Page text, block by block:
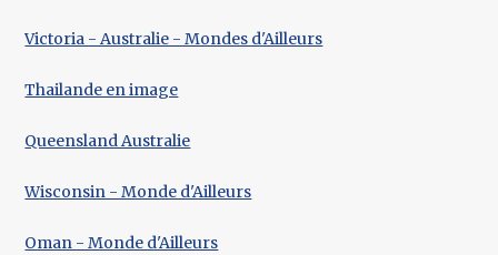
Victoria - Australie - Mondes d'Ailleurs
Thailande en image
Queensland Australie
Wisconsin - Monde d'Ailleurs
Oman - Monde d'Ailleurs